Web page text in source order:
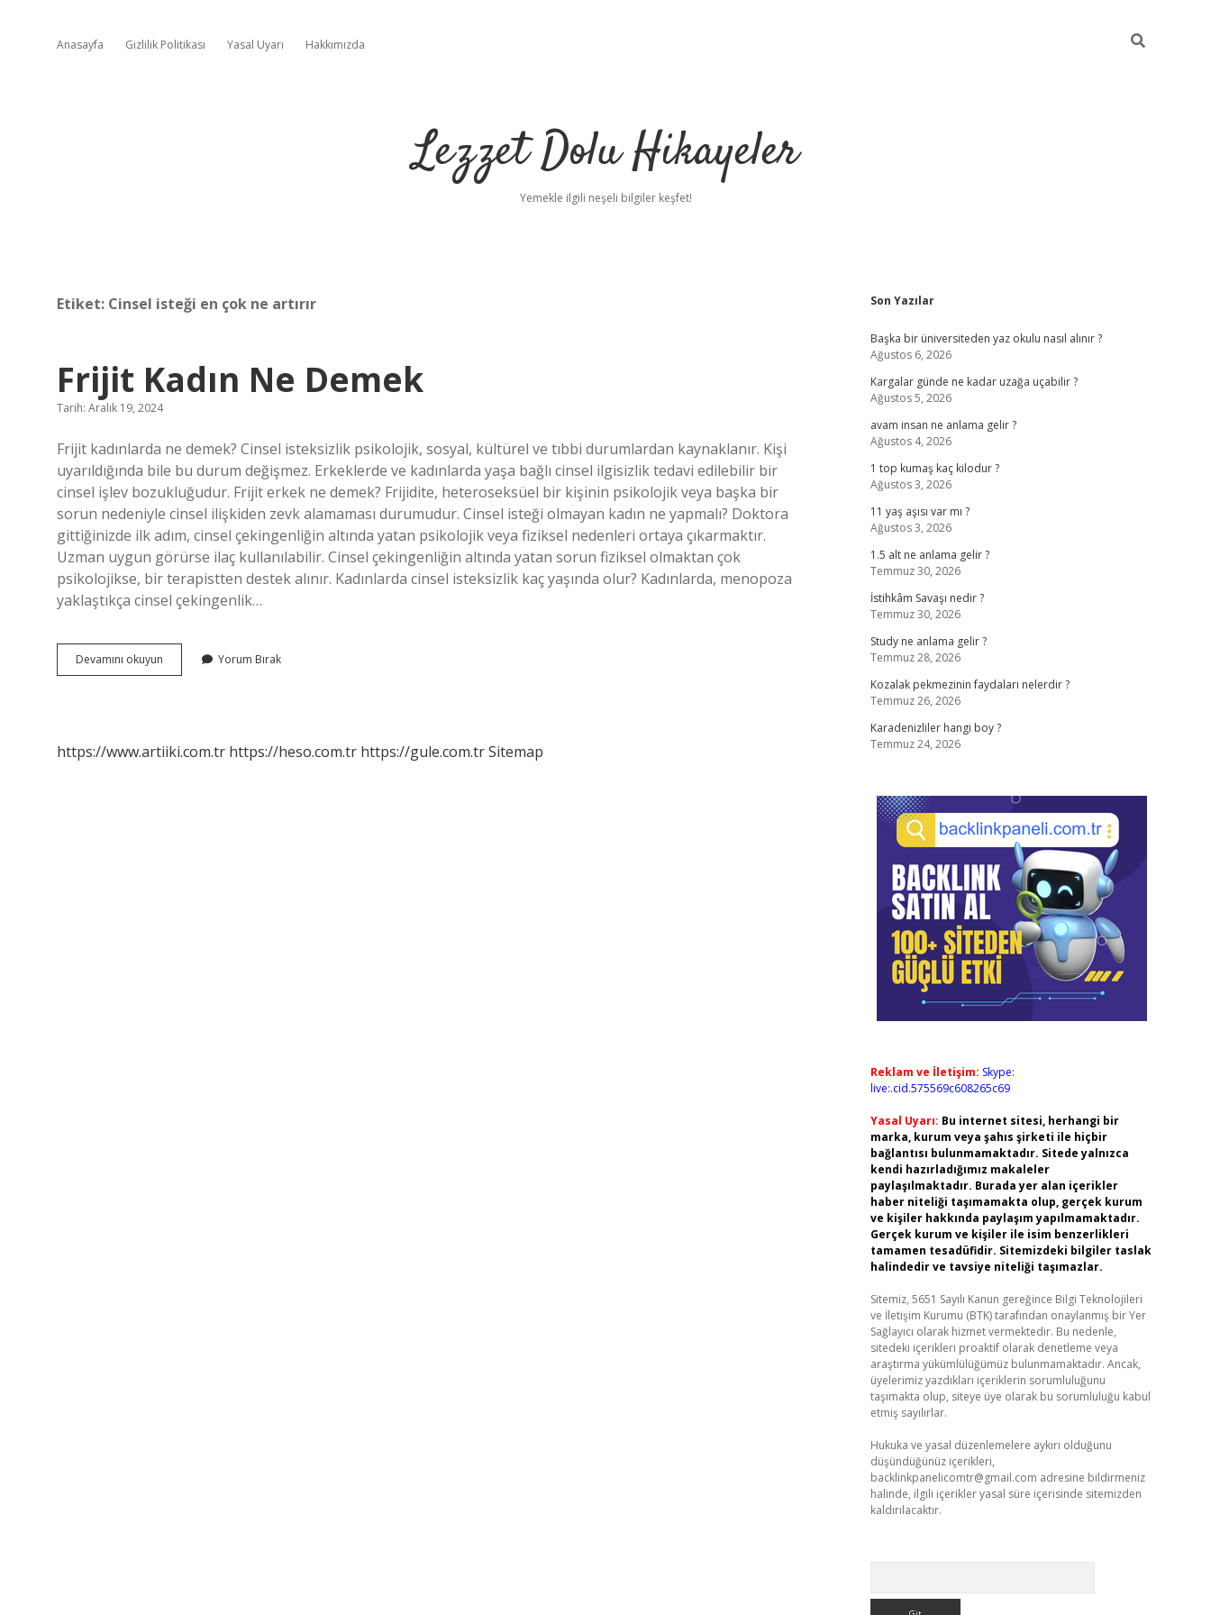
Anasayfa Gizlilik Politikası Yasal Uyarı Hakkımızda
Lezzet Dolu Hikayeler
Yemekle ilgili neşeli bilgiler keşfet!
Etiket: Cinsel isteği en çok ne artırır
Frijit Kadın Ne Demek
Tarih: Aralık 19, 2024
Frijit kadınlarda ne demek? Cinsel isteksizlik psikolojik, sosyal, kültürel ve tıbbi durumlardan kaynaklanır. Kişi
uyarıldığında bile bu durum değişmez. Erkeklerde ve kadınlarda yaşa bağlı cinsel ilgisizlik tedavi edilebilir bir
cinsel işlev bozukluğudur. Frijit erkek ne demek? Frijidite, heteroseksüel bir kişinin psikolojik veya başka bir
sorun nedeniyle cinsel ilişkiden zevk alamaması durumudur. Cinsel isteği olmayan kadın ne yapmalı? Doktora
gittiğinizde ilk adım, cinsel çekingenliğin altında yatan psikolojik veya fiziksel nedenleri ortaya çıkarmaktır.
Uzman uygun görürse ilaç kullanılabilir. Cinsel çekingenliğin altında yatan sorun fiziksel olmaktan çok
psikolojikse, bir terapistten destek alınır. Kadınlarda cinsel isteksizlik kaç yaşında olur? Kadınlarda, menopoza
yaklaştıkça cinsel çekingenlik…
Devamını okuyun
Kadın
Yorum Bırak
https://www.artiiki.com.tr https://heso.com.tr https://gule.com.trSitemap
Sidebar
Son Yazılar
Başka bir üniversiteden yaz okulu nasıl alınır ?
Ağustos 6, 2026
Kargalar günde ne kadar uzağa uçabilir ?
Ağustos 5, 2026
avam insan ne anlama gelir ?
Ağustos 4, 2026
1 top kumaş kaç kilodur ?
Ağustos 3, 2026
11 yaş aşısı var mı ?
Ağustos 3, 2026
1.5 alt ne anlama gelir ?
Temmuz 30, 2026
İstihkâm Savaşı nedir ?
Temmuz 30, 2026
Study ne anlama gelir ?
Temmuz 28, 2026
Kozalak pekmezinin faydaları nelerdir ?
Temmuz 26, 2026
Karadenizliler hangi boy ?
Temmuz 24, 2026
Reklam ve İletişim: Skype:
live:.cid.575569c608265c69
Yasal Uyarı: Bu internet sitesi, herhangi bir
marka, kurum veya şahıs şirketi ile hiçbir
bağlantısı bulunmamaktadır. Sitede yalnızca
kendi hazırladığımız makaleler
paylaşılmaktadır. Burada yer alan içerikler
haber niteliği taşımamakta olup, gerçek kurum
ve kişiler hakkında paylaşım yapılmamaktadır.
Gerçek kurum ve kişiler ile isim benzerlikleri
tamamen tesadüfidir. Sitemizdeki bilgiler taslak
halindedir ve tavsiye niteliği taşımazlar.
Sitemiz, 5651 Sayılı Kanun gereğince Bilgi Teknolojileri
ve İletişim Kurumu (BTK) tarafından onaylanmış bir Yer
Sağlayıcı olarak hizmet vermektedir. Bu nedenle,
sitedeki içerikleri proaktif olarak denetleme veya
araştırma yükümlülüğümüz bulunmamaktadır. Ancak,
üyelerimiz yazdıkları içeriklerin sorumluluğunu
taşımakta olup, siteye üye olarak bu sorumluluğu kabul
etmiş sayılırlar.
Hukuka ve yasal düzenlemelere aykırı olduğunu
düşündüğünüz içerikleri,
backlinkpanelicomtr@gmail.com adresine bildirmeniz
halinde, ilgili içerikler yasal süre içerisinde sitemizden
kaldırılacaktır.